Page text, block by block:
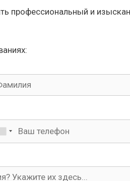
профессиональный и